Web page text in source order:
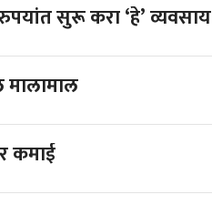
१० हजार रुपयांत सुरू करा ‘हे’ व्यवसाय
व्यवसाय; बनवतील मालामाल
दमदार कमाई